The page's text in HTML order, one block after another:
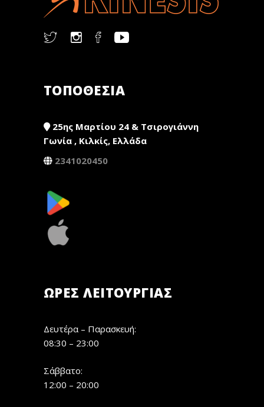
ΤΟΠΟΘΕΣΙΑ
25ης Μαρτίου 24 & Τσιρογιάννη
Γωνία , Κιλκίς, Ελλάδα
2341020450
ΏΡΕΣ ΛΕΙΤΟΥΡΓΊΑΣ
Δευτέρα – Παρασκευή:
08:30 – 23:00
Σάββατο:
12:00 – 20:00